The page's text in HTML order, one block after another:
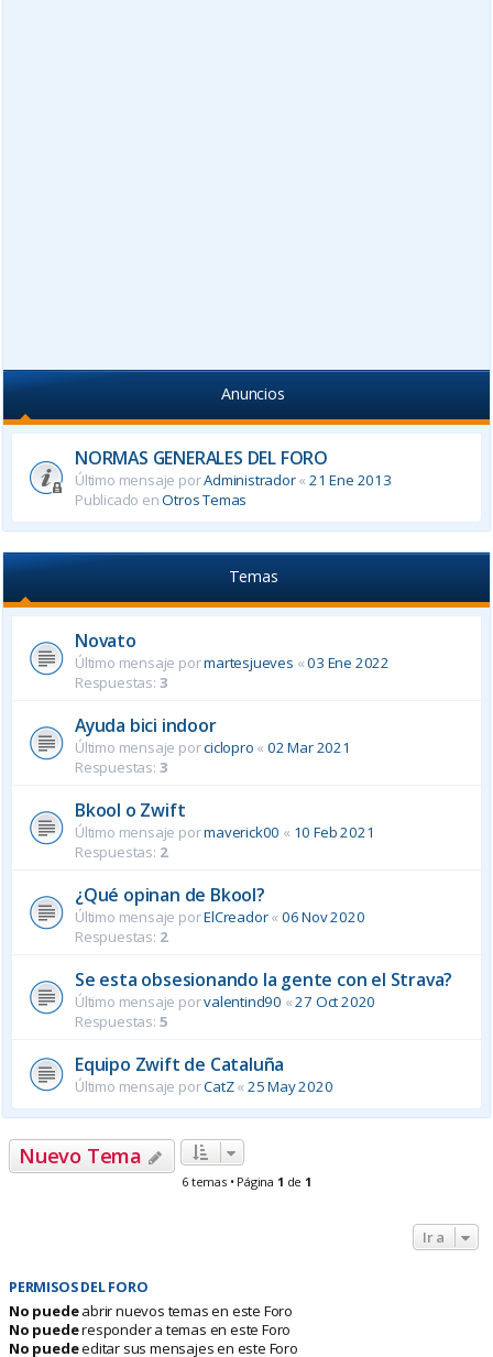
Anuncios
NORMAS GENERALES DEL FORO
Último mensaje porAdministrador«21 Ene 2013
Publicado enOtros Temas
Temas
Novato
Último mensaje pormartesjueves «03 Ene 2022
Respuestas: 3
Ayuda bici indoor
Último mensaje porciclopro «02 Mar 2021
Respuestas: 3
Bkool o Zwift
Último mensaje pormaverick00 « 10 Feb 2021
Respuestas: 2
¿Qué opinan de Bkool?
Último mensaje porElCreador« 06 Nov 2020
Respuestas: 2
Se esta obsesionando la gente con el Strava?
Último mensaje porvalentind90 «27 Oct 2020
Respuestas: 5
Equipo Zwift de Cataluña
Último mensaje porCatZ« 25 May 2020
Nuevo Tema
6 temas • Página 1 de 1
Ir a
PERMISOS DEL FORO
No puedeabrir nuevos temas en este Foro
No puederesponder a temas en este Foro
No puedeeditar sus mensajes en este Foro